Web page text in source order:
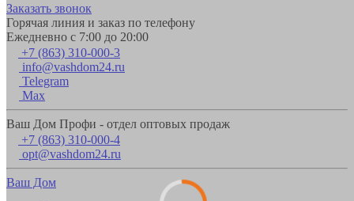
Заказать звонок
Горячая линия и заказ по телефону
Ежедневно с 7:00 до 20:00
+7 (863) 310-000-3
info@vashdom24.ru
Telegram
Max
Ваш Дом Профи - отдел оптовых продаж
+7 (863) 310-000-4
opt@vashdom24.ru
Ваш Дом